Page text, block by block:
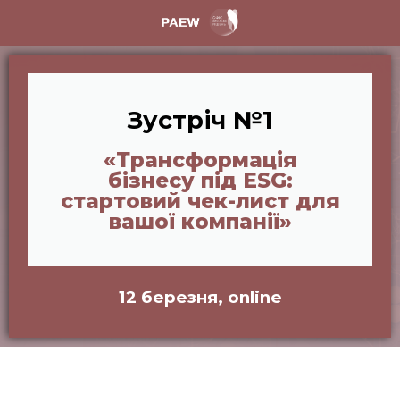
Зустріч №1
«Трансформація
бізнесу під ESG:
стартовий чек-лист для
вашої компанії»
12 березня, online